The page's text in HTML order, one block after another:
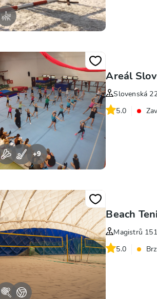
+9
Areál
Slovenská
5.0
Beach
Magistrů
5.0